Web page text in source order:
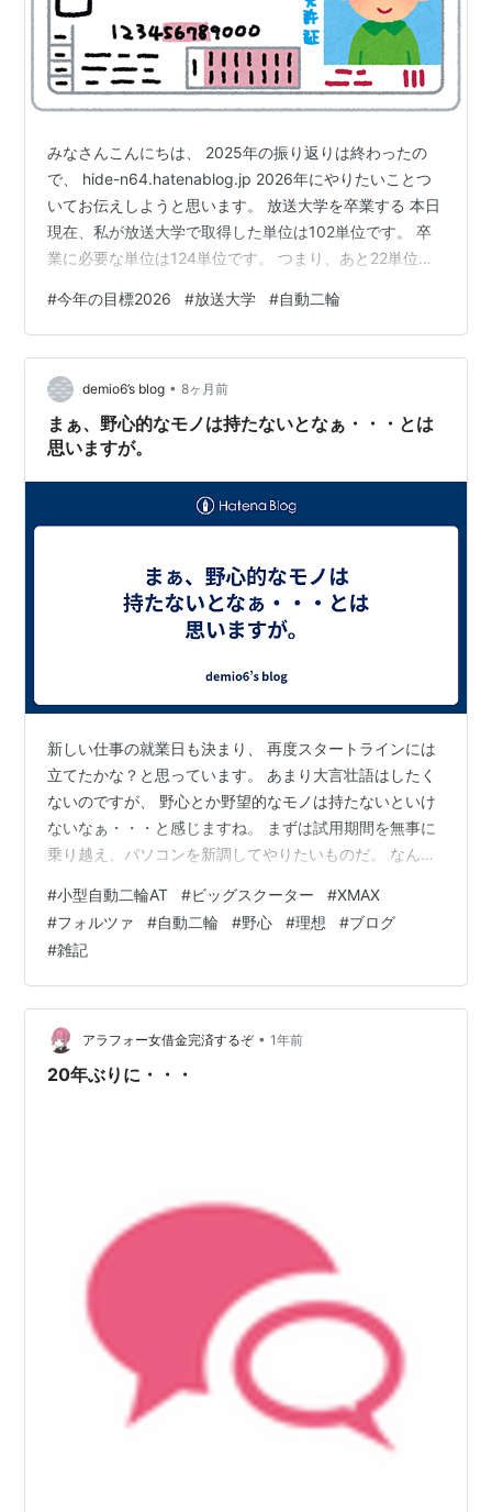
みなさんこんにちは、 2025年の振り返りは終わったの
で、 hide-n64.hatenablog.jp 2026年にやりたいことつ
いてお伝えしようと思います。 放送大学を卒業する 本日
現在、私が放送大学で取得した単位は102単位です。 卒
業に必要な単位は124単位です。 つまり、あと22単位取
ますが、すでにほとんどクリアしているので、全部クリ
アしたと仮定します。） 2学期は12単位科目登録しまし
た。 あとは単位認定試験（4科目8単位）を受験するだけ
です。 単位認定試験の期間中に石垣島マラソンを入れて
しまいましたが、きちんと準備して受験したいと…
#今年の目標2026 #放送大学 #自動二輪
demio6’s blog • 8ヶ月前
まぁ、野心的なモノは持たないとなぁ・・・とは
思いますが。
新しい仕事の就業日も決まり、 再度スタートラインには
立てたかな？と思っています。 あまり大言壮語はしたく
ないのですが、 野心とか野望的なモノは持たないといけ
ないなぁ・・・と感じますね。 まずは試用期間を無事に
乗り越え、パソコンを新調してやりたいものだ。 なんて
XMAX、ホンダならフォルツァを狙っています。 やっぱ
り小型自動二輪では京奈和道に乗れないので、 和歌山マ
リーナシティに行きづらいのは大きな不便だよなぁと感
じますからね。 ま、支払われている給料分は働いて会社
に恩を返す事にしますかね？と。 ただし、給料分は給料
分。支払われている給料分は働く…
#小型自動二輪AT #ビッグスクーター #XMAX
#フォルツァ #自動二輪 #野心 #理想 #ブログ
#雑記
アラフォー女借金完済するぞ • 1年前
20年ぶりに・・・